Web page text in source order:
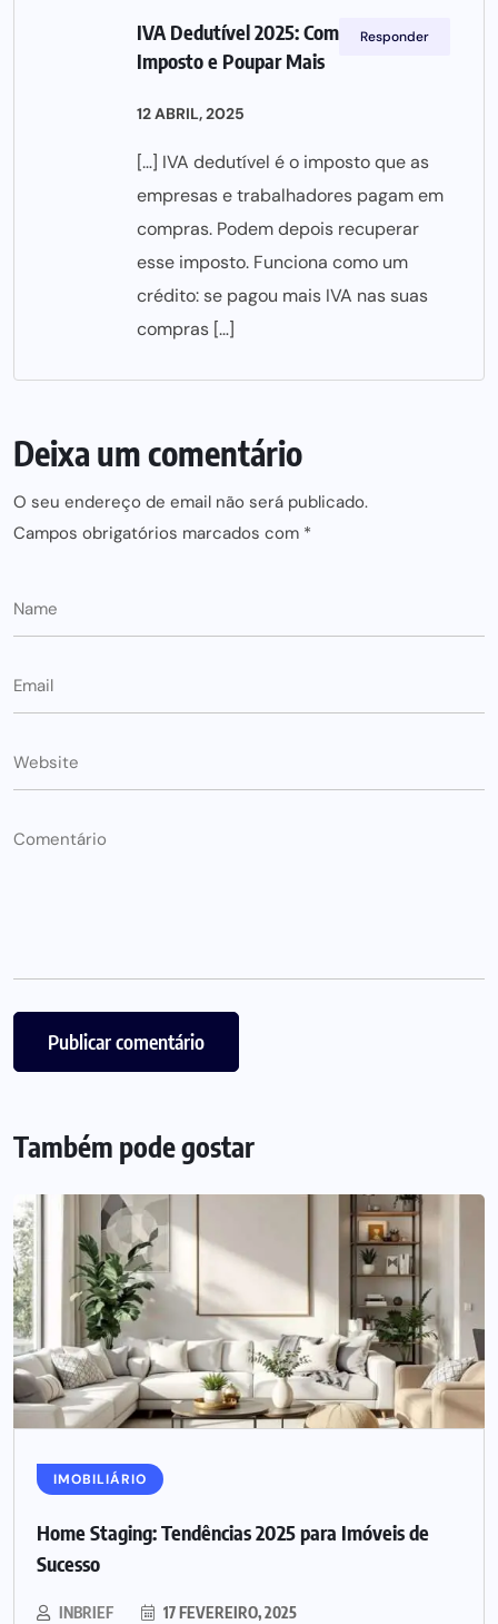
IVA Dedutível 2025: Como Recuperar
Imposto e Poupar Mais
12 ABRIL, 2025
[…] IVA dedutível é o imposto que as
empresas e trabalhadores pagam em
compras. Podem depois recuperar
esse imposto. Funciona como um
crédito: se pagou mais IVA nas suas
compras […]
Responder
Deixa um comentário
O seu endereço de email não será publicado.
Campos obrigatórios marcados com *
Também pode gostar
IMOBILIÁRIO
Home Staging: Tendências 2025 para Imóveis de
Sucesso
INBRIEF 17 FEVEREIRO, 2025